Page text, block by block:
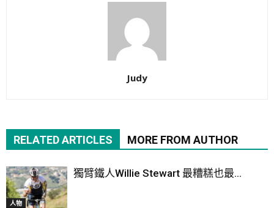
Judy
RELATED ARTICLES MORE FROM AUTHOR
人物
獨臂鐵人Willie Stewart 最糟糕也最...